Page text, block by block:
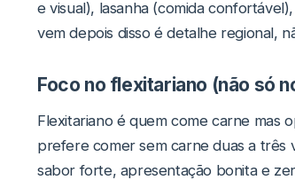
e visual), lasanha (comida
vem depois disso é detalhe regional,
Foco no flexitariano (não só
Flexitariano é quem come carne mas
prefere comer sem carne duas a três
sabor forte, apresentação bonita e